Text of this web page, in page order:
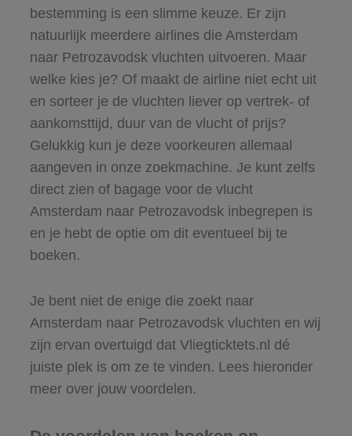
bestemming is een slimme keuze. Er zijn
natuurlijk meerdere airlines die Amsterdam
naar Petrozavodsk vluchten uitvoeren. Maar
welke kies je? Of maakt de airline niet echt uit
en sorteer je de vluchten liever op vertrek- of
aankomsttijd, duur van de vlucht of prijs?
Gelukkig kun je deze voorkeuren allemaal
aangeven in onze zoekmachine. Je kunt zelfs
direct zien of bagage voor de vlucht
Amsterdam naar Petrozavodsk inbegrepen is
en je hebt de optie om dit eventueel bij te
boeken.
Je bent niet de enige die zoekt naar
Amsterdam naar Petrozavodsk vluchten en wij
zijn ervan overtuigd dat Vliegticktets.nl dé
juiste plek is om ze te vinden. Lees hieronder
meer over jouw voordelen.